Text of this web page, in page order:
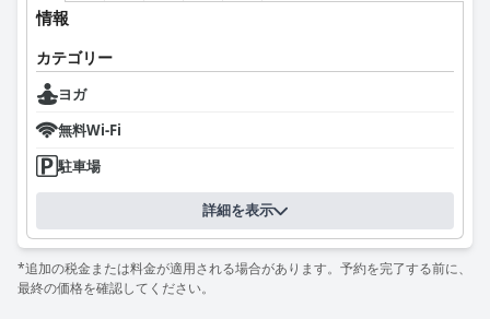
情報
カテゴリー
ヨガ
無料Wi-Fi
駐車場
詳細を表示
*追加の税金または料金が適用される場合があります。予約を完了する前に、
最終の価格を確認してください。